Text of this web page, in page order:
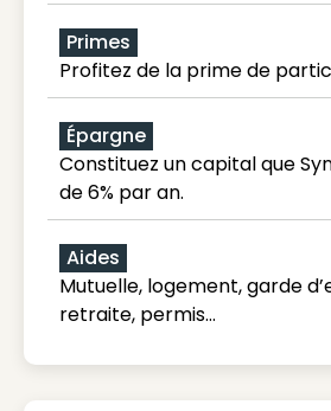
Primes
Profitez de la prime de
Épargne
Constituez un capital que
de 6% par an.
Aides
Mutuelle, logement, garde
retraite, permis…